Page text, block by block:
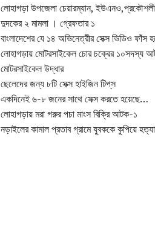
লোহাগড়া উপজেলা চেয়ারম্যান,
দুদকের ২ মামলা । গ্রেফতার ১
বাংলাদেশের যে ১৪ অভিনেত্রীর সেক্স ভিডিও ফাঁস
লোহাগড়ায় মোটরসাইকেল চোর চক্রের ১০সদস্য
মোটরসাইকেল উদ্ধার
ছেলেদের জন্য ৮টি সেক্স হাইজিন টিপ্‌স
একদিনেই ৬-৮ জনের সাথে সেক্স করতে হয়েছে…
লোহাগড়ায় মরা গরুর পচা মাংস বিক্রি আটক-১
নড়াইলের কামাল প্রতাব গ্রামে যুবককে কুপিয়ে হত্যা